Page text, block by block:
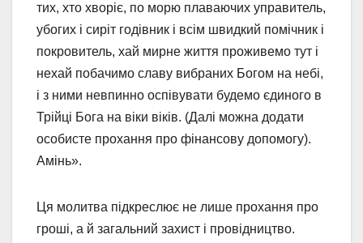
тих, хто хворіє, по морю плаваючих управитель,
убогих і сиріт годівник і всім швидкий помічник і
покровитель, хай мирне життя проживемо тут і
нехай побачимо славу вибраних Богом на небі,
і з ними невпинно оспівувати будемо єдиного в
Трійці Бога на віки віків. (Далі можна додати
особисте прохання про фінансову допомогу).
Амінь».
Ця молитва підкреслює не лише прохання про
гроші, а й загальний захист і провідництво.